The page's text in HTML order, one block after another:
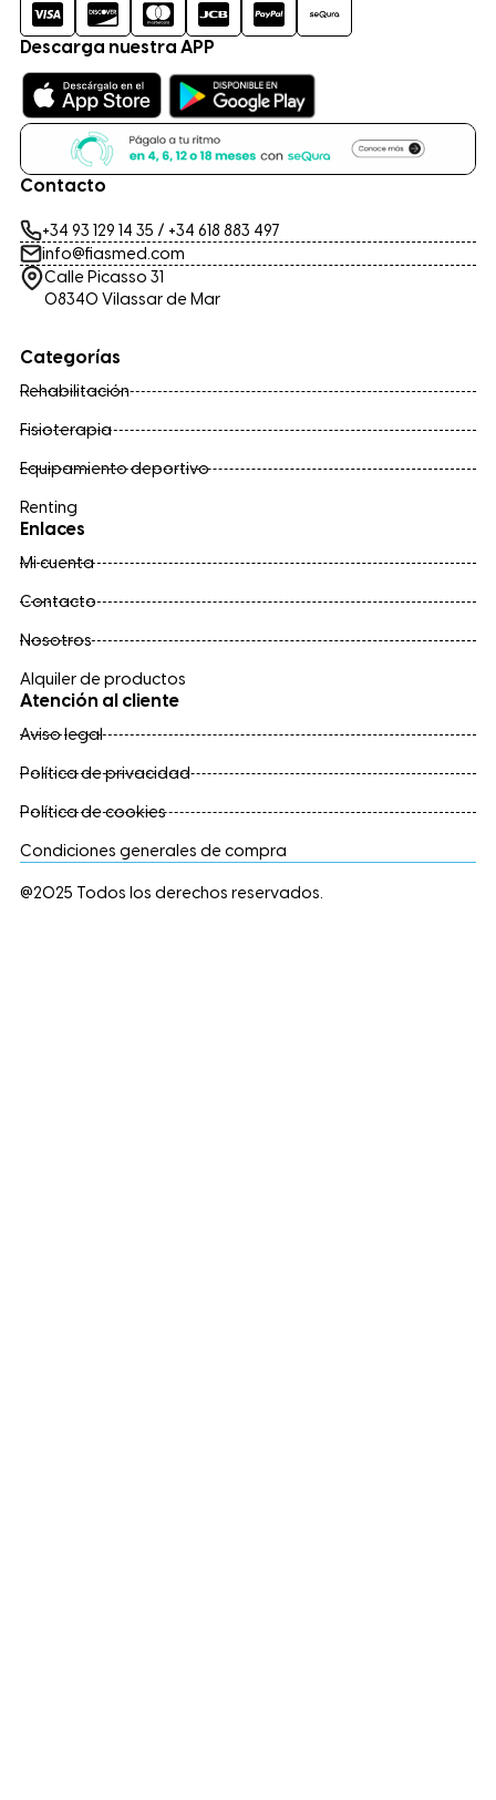
Descarga nuestra APP
Contacto
+34 93 129 14 35 / +34 618 883 497
info@fiasmed.com
Calle Picasso 31
08340 Vilassar de Mar
Categorías
Rehabilitación
Fisioterapia
Equipamiento deportivo
Renting
Enlaces
Mi cuenta
Contacto
Nosotros
Alquiler de productos
Atención al cliente
Aviso legal
Política de privacidad
Política de cookies
Condiciones generales de compra
@2025 Todos los derechos reservados.